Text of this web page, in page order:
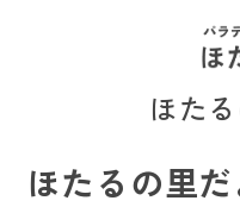
ほた
ほたるの里だ